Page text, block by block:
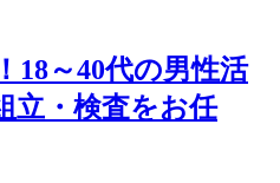
18～40代の男性活
立・検査をお任